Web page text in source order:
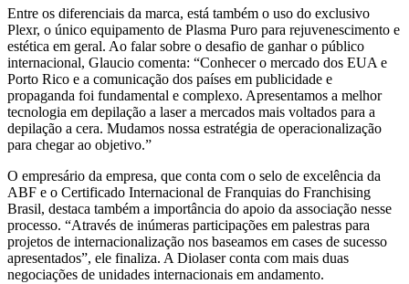
Entre os diferenciais da marca, está também o uso do exclusivo
Plexr, o único equipamento de Plasma Puro para rejuvenescimento e
estética em geral. Ao falar sobre o desafio de ganhar o público
internacional, Glaucio comenta: “Conhecer o mercado dos EUA e
Porto Rico e a comunicação dos países em publicidade e
propaganda foi fundamental e complexo. Apresentamos a melhor
tecnologia em depilação a laser a mercados mais voltados para a
depilação a cera. Mudamos nossa estratégia de operacionalização
para chegar ao objetivo.”
O empresário da empresa, que conta com o selo de excelência da
ABF e o Certificado Internacional de Franquias do Franchising
Brasil, destaca também a importância do apoio da associação nesse
processo. “Através de inúmeras participações em palestras para
projetos de internacionalização nos baseamos em cases de sucesso
apresentados”, ele finaliza. A Diolaser conta com mais duas
negociações de unidades internacionais em andamento.